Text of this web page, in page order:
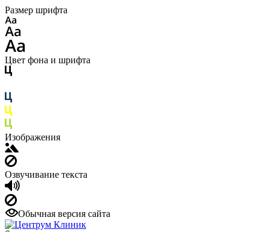
Размер шрифта
Цвет фона и шрифта
Изображения
Озвучивание текста
Обычная версия сайта